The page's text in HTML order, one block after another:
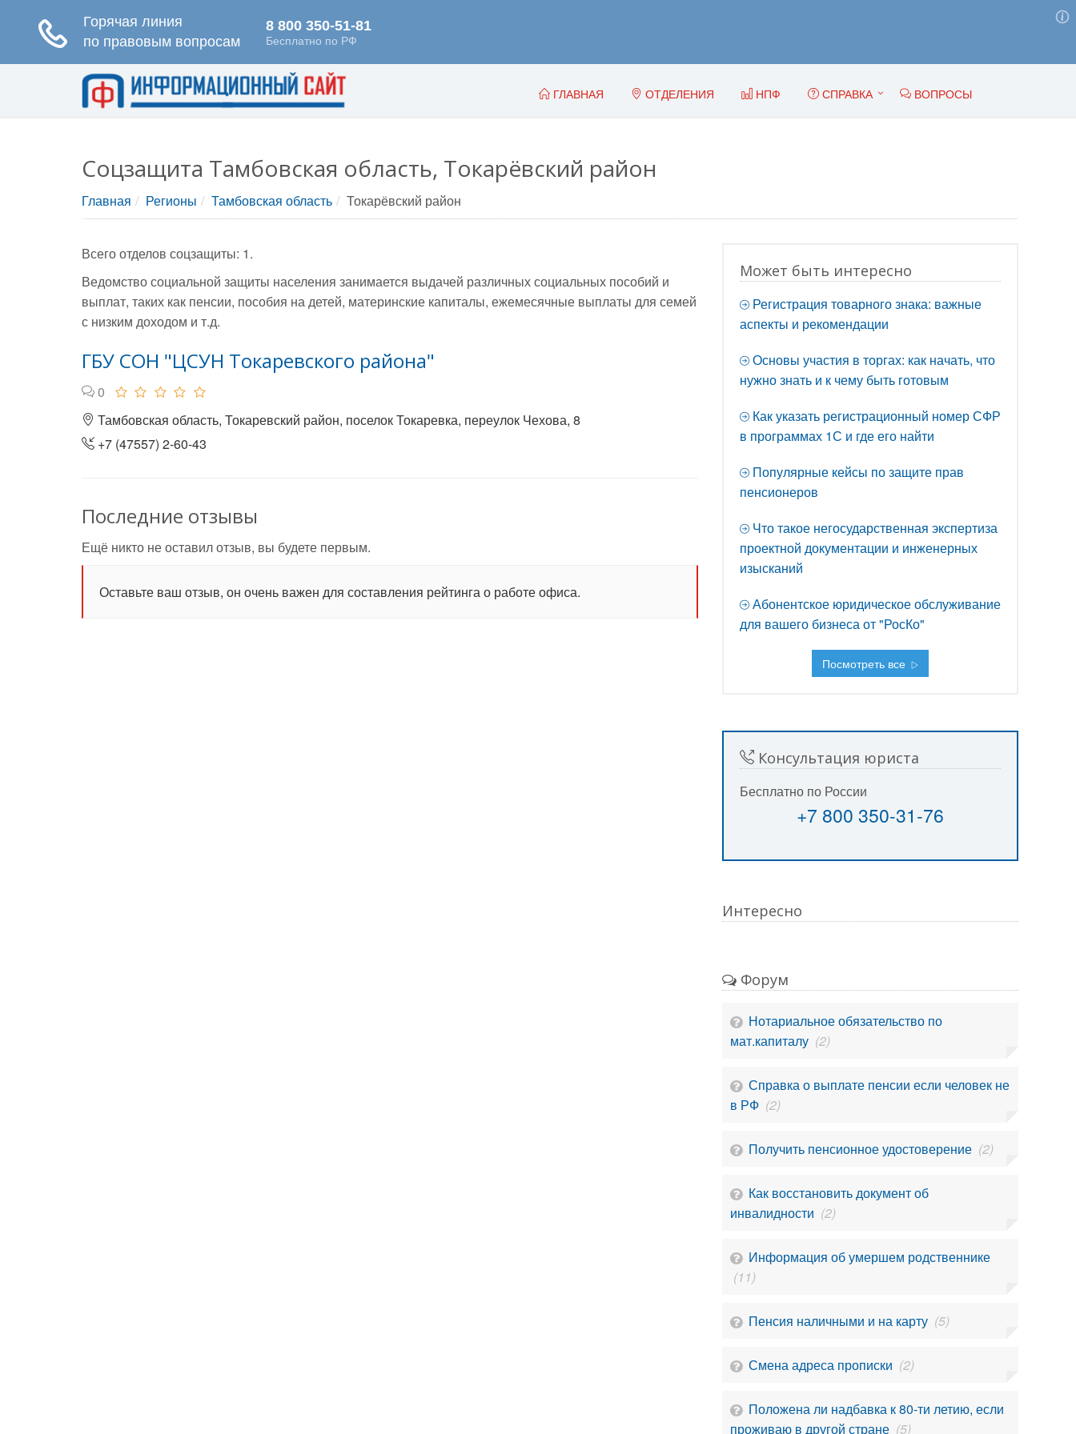
ГЛАВНАЯ ОТДЕЛЕНИЯ НПФ СПРАВКА ВОПРОСЫ
Соцзащита Тамбовская область, Токарёвский район
Главная Регионы Тамбовская область Токарёвский район
Всего отделов соцзащиты: 1.
Ведомство социальной защиты населения занимается выдачей различных социальных пособий и
выплат, таких как пенсии, пособия на детей, материнские капиталы, ежемесячные выплаты для семей
с низким доходом и т.д.
ГБУ СОН "ЦСУН Токаревского района"
0
Тамбовская область, Токаревский район, поселок Токаревка, переулок Чехова, 8
+7 (47557) 2-60-43
Последние отзывы
Ещё никто не оставил отзыв, вы будете первым.
Оставьте ваш отзыв, он очень важен для составления рейтинга о работе офиса.
Может быть интересно
Регистрация товарного знака: важные
аспекты и рекомендации
Основы участия в торгах: как начать, что
нужно знать и к чему быть готовым
Как указать регистрационный номер СФР
в программах 1С и где его найти
Популярные кейсы по защите прав
пенсионеров
Что такое негосударственная экспертиза
проектной документации и инженерных
изысканий
Абонентское юридическое обслуживание
для вашего бизнеса от "РосКо"
Посмотреть все
Консультация юриста
Бесплатно по России
+7 800 350-31-76
Интересно
Форум
Нотариальное обязательство по
мат.капиталу (2)
Справка о выплате пенсии если человек не
в РФ (2)
Получить пенсионное удостоверение (2)
Как восстановить документ об
инвалидности (2)
Информация об умершем родственнике
(11)
Пенсия наличными и на карту (5)
Смена адреса прописки (2)
Положена ли надбавка к 80-ти летию, если
проживаю в другой стране (5)